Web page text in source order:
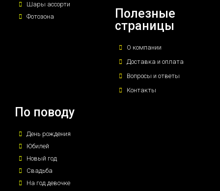
Шары ассорти
Фотозона
Полезные
страницы
О компании
Доставка и оплата
Вопросы и ответы
Контакты
По поводу
День рождения
Юбилей
Новый год
Свадьба
На год девочке